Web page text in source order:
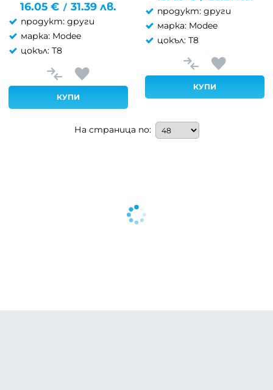
16.05 € / 31.39 лв.
продукт: други
марка: Modee
цокъл: T8
КУПИ
продукт: други
марка: Modee
цокъл: T8
КУПИ
На страница по: